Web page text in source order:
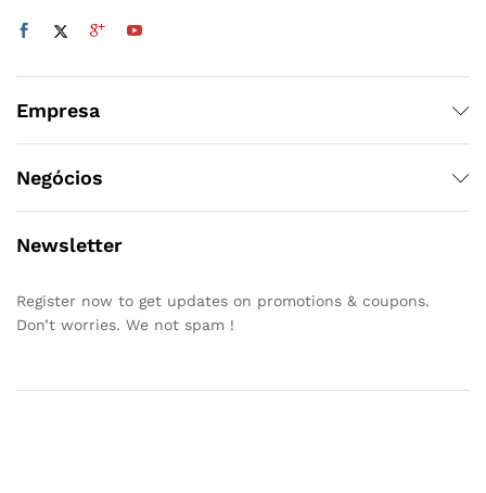
Empresa
Negócios
Newsletter
Register now to get updates on promotions & coupons.
Don’t worries. We not spam !